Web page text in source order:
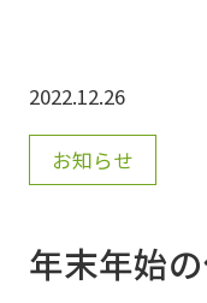
2022.12.26
お知らせ
年末年始